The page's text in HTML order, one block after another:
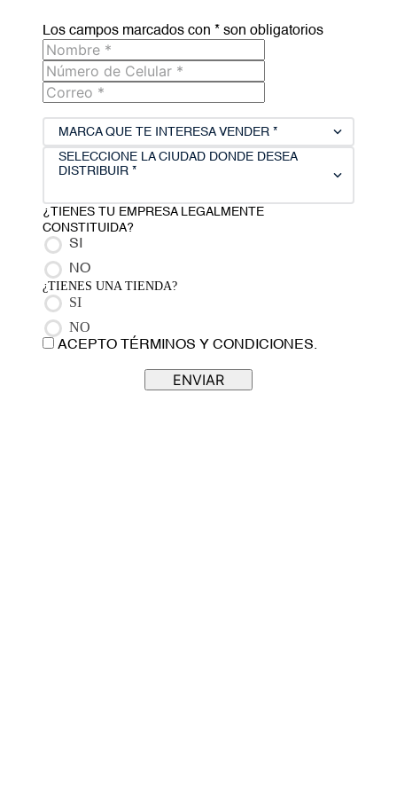
Los campos marcados con * son obligatorios
MARCA QUE TE INTERESA VENDER *
SELECCIONE LA CIUDAD DONDE DESEA
DISTRIBUIR *
¿TIENES TU EMPRESA LEGALMENTE
CONSTITUIDA?
SI
NO
¿TIENES UNA TIENDA?
SI
NO
ACEPTO TÉRMINOS Y CONDICIONES.
ENVIAR